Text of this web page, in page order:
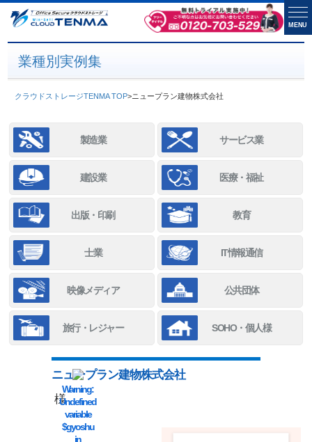
業種別実例集
クラウドストレージTENMA TOP>ニュープラン建物株式会社
製造業 サービス業
建設業 医療・福祉
出版・印刷 教育
士業 IT情報通信
映像メディア 公共団体
旅行・レジャー SOHO・個人様
Warning:
Undefined
variable
$gyoshu
in
ニュープラン建物株式会社
様
MENU